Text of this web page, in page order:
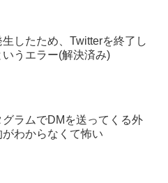
生したため、Twitterを終了し
うエラー(解決済み)
グラムでDMを送ってくる外
がわからなくて怖い